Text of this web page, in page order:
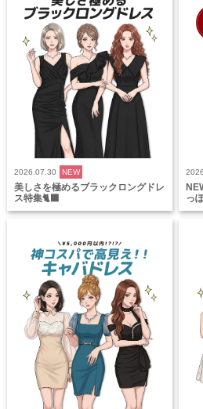
2026.07.30 NEW
美しさを極めるブラックロングドレ
ス特集🐈‍⬛
っ